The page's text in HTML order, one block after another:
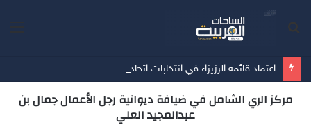
اعتماد قائمة الرزيزاء في انتخابات اتحاد كرة القدم
‏مركز الري الشامل في ضيافة ديوانية رجل الأعمال جمال بن
عبدالمجيد العلي